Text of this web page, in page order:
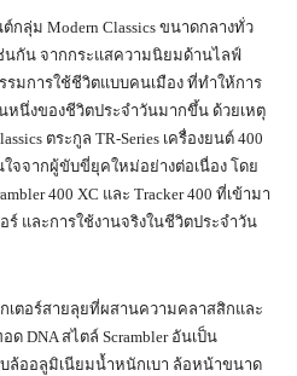
ลุ่ม Modern Classics ขนาดกลางทั่ว
นกัน จากกระแสความนิยมด้านไลฟ์
มการใช้ชีวิตแบบคนเมือง ที่ทำให้การ
นึ่งของชีวิตประจำวันมากขึ้น ด้วยเหตุ
ตระกูล TR-Series เครื่องยนต์ 400
จจากผู้ขับขี่ยุคใหม่อย่างต่อเนื่อง โดย
400 XC และ Tracker 400 ที่เข้ามา
และการใช้งานจริงในชีวิตประจำวัน
กเตอร์สายลุยที่ผสานความคลาสสิกและ
DNA สไตล์ Scrambler อันเป็น
ออลูมิเนียมน้ำหนักเบา ล้อหน้าขนาด